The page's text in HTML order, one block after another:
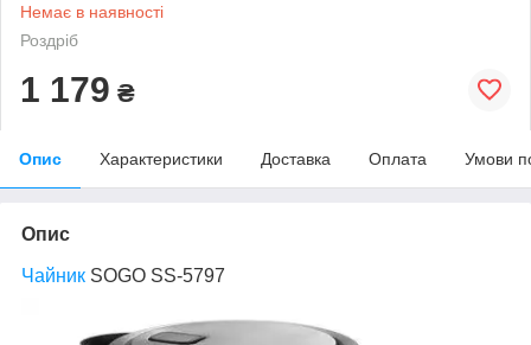
Немає в наявності
Роздріб
1 179 ₴
Опис Характеристики Доставка Оплата Умови
Опис
Чайник SOGO SS-5797